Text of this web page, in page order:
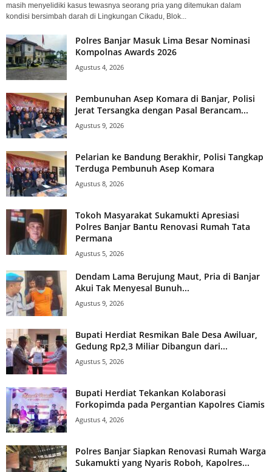
masih menyelidiki kasus tewasnya seorang pria yang ditemukan dalam
kondisi bersimbah darah di Lingkungan Cikadu, Blok...
Polres Banjar Masuk Lima Besar Nominasi
Kompolnas Awards 2026
Agustus 4, 2026
Pembunuhan Asep Komara di Banjar, Polisi
Jerat Tersangka dengan Pasal Berancam...
Agustus 9, 2026
Pelarian ke Bandung Berakhir, Polisi Tangkap
Terduga Pembunuh Asep Komara
Agustus 8, 2026
Tokoh Masyarakat Sukamukti Apresiasi
Polres Banjar Bantu Renovasi Rumah Tata
Permana
Agustus 5, 2026
Dendam Lama Berujung Maut, Pria di Banjar
Akui Tak Menyesal Bunuh...
Agustus 9, 2026
Bupati Herdiat Resmikan Bale Desa Awiluar,
Gedung Rp2,3 Miliar Dibangun dari...
Agustus 5, 2026
Bupati Herdiat Tekankan Kolaborasi
Forkopimda pada Pergantian Kapolres Ciamis
Agustus 4, 2026
Polres Banjar Siapkan Renovasi Rumah Warga
Sukamukti yang Nyaris Roboh, Kapolres...